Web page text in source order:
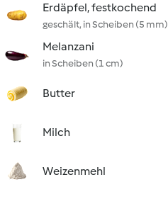
Erdäpfel, festkochend
geschält, in Scheiben (5 mm)
Melanzani
in Scheiben (1 cm)
Butter
Milch
Weizenmehl